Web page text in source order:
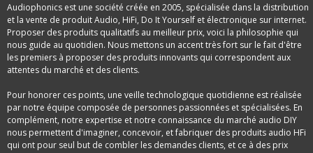
Audiophonics est une société créée en 2005, spécialisée dans la distribution
et la vente de produit Audio, HiFi, Do It Yourself et électronique sur internet.
Proposer des produits qualitatifs au meilleur prix, voici la philosophie qui
nous guide au quotidien. Nous mettons un accent très fort sur le fait d'être
les premiers à proposer des produits innovants qui correspondent aux
attentes du marché et des clients.
Pour honorer ces points, une veille technologique quotidienne est réalisée
par notre équipe composée de personnes passionnées et spécialisées. En
complément, notre expertise et notre connaissance du marché audio DIY
nous permettent d'imaginer, concevoir, et fabriquer des produits audio HFi
qui ont pour seul but de combler les demandes clients, et ce à des prix